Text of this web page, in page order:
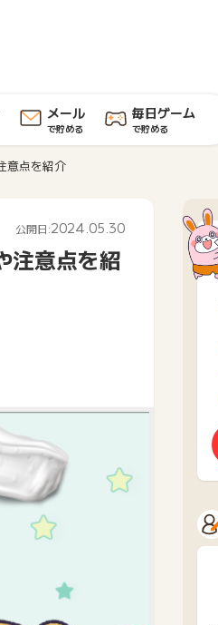
メール
で貯める
毎日ゲーム
で貯める
意点を紹介
公開日:2024.05.30
注意点を紹